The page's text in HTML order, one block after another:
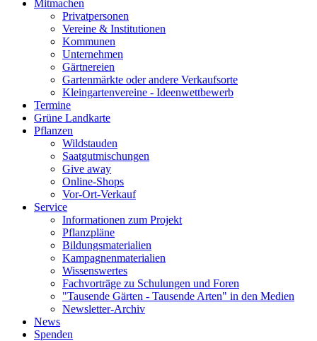
Mitmachen
Privatpersonen
Vereine & Institutionen
Kommunen
Unternehmen
Gärtnereien
Gartenmärkte oder andere Verkaufsorte
Kleingartenvereine - Ideenwettbewerb
Termine
Grüne Landkarte
Pflanzen
Wildstauden
Saatgutmischungen
Give away
Online-Shops
Vor-Ort-Verkauf
Service
Informationen zum Projekt
Pflanzpläne
Bildungsmaterialien
Kampagnenmaterialien
Wissenswertes
Fachvorträge zu Schulungen und Foren
"Tausende Gärten - Tausende Arten" in den Medien
Newsletter-Archiv
News
Spenden